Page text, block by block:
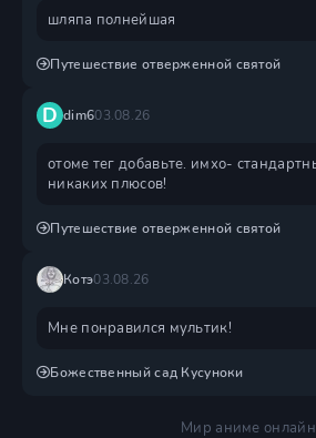
шляпа полнейшая
Путешествие отверженной святой
D dim603.08.26
отоме тег добавьте. имхо- стандартные бабские сопли.
никаких плюсов!
Путешествие отверженной святой
Котэ03.08.26
Мне понравился мультик!
Божественный сад Кусуноки
Мир аниме онлайн